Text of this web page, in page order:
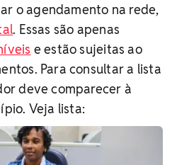
o agendamento na rede,
. Essas são apenas
e estão sujeitas ao
Para consultar a lista
deve comparecer à
Veja lista: